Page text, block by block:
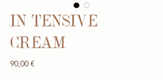
IN TENSIVE
CREAM
90,00 €